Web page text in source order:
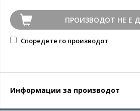
ПРОИЗВОДОТ НЕ Е
Споредете го производот
Информации за производот